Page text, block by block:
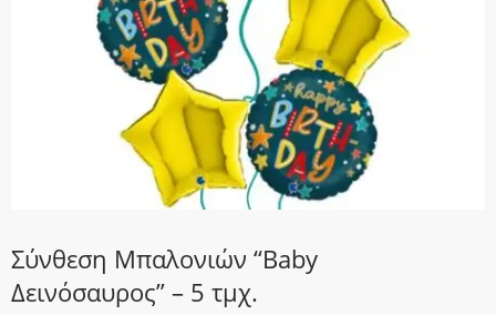
Σύνθεση Μπαλονιών “Baby
Δεινόσαυρος” – 5 τμχ.